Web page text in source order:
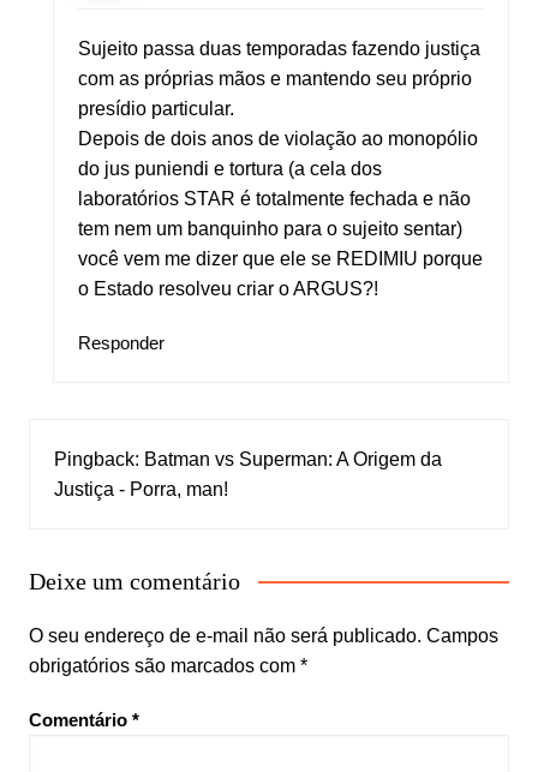
Sujeito passa duas temporadas fazendo justiça
com as próprias mãos e mantendo seu próprio
presídio particular.
Depois de dois anos de violação ao monopólio
do jus puniendi e tortura (a cela dos
laboratórios STAR é totalmente fechada e não
tem nem um banquinho para o sujeito sentar)
você vem me dizer que ele se REDIMIU porque
o Estado resolveu criar o ARGUS?!
Responder
Pingback: Batman vs Superman: A Origem da
Justiça - Porra, man!
Deixe um comentário
O seu endereço de e-mail não será publicado. Campos
obrigatórios são marcados com *
Comentário *